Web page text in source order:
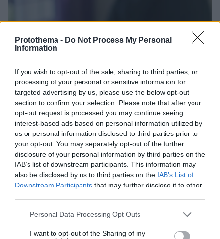
Protothema - Do Not Process My Personal
Information
If you wish to opt-out of the sale, sharing to third parties, or
processing of your personal or sensitive information for
targeted advertising by us, please use the below opt-out
section to confirm your selection. Please note that after your
opt-out request is processed you may continue seeing
interest-based ads based on personal information utilized by
us or personal information disclosed to third parties prior to
your opt-out. You may separately opt-out of the further
disclosure of your personal information by third parties on the
IAB’s list of downstream participants. This information may
also be disclosed by us to third parties on the IAB’s List of
Downstream Participants that may further disclose it to other
Please note that this website/app uses one or more Google
not limited to your visit or usage behaviour. You may click to
Personal Data Processing Opt Outs
I want to opt-out of the Sharing of my
Και η πρώην σύζυγος του ποινικολόγου τον είχε μηνύσει
για ενδοοικογενειακή βία
16.06.2024, 16:04